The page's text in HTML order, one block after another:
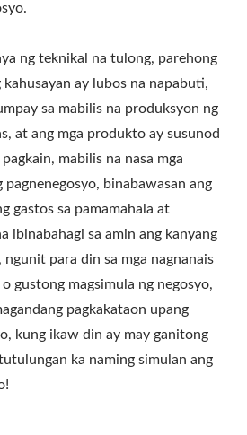
ng teknikal na tulong, parehong
ay lubos na napabuti,
sa mabilis na produksyon ng
at ang mga produkto ay susunod
mabilis na nasa mga
pagnenegosyo, binabawasan ang
gastos sa pamamahala at
ibinabahagi sa amin ang kanyang
para din sa mga nagnanais
gustong magsimula ng negosyo,
pagkakataon upang
kung ikaw din ay may ganitong
ka naming simulan ang